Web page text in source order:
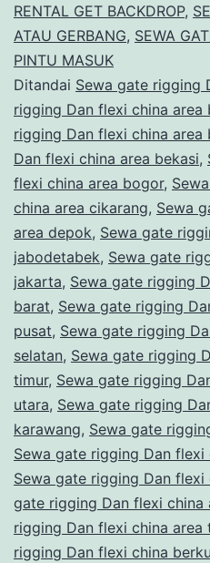
RENTAL GET BACKDROP,
ATAU GERBANG, SEWA
PINTU MASUK
Ditandai Sewa gate rigging
rigging Dan flexi china area
rigging Dan flexi china area
Dan flexi china area bekasi,
flexi china area bogor,
china area cikarang, Sewa
area depok, Sewa gate
jabodetabek, Sewa gate
jakarta, Sewa gate rigging
barat, Sewa gate rigging
pusat, Sewa gate rigging
selatan, Sewa gate rigging
timur, Sewa gate rigging
utara, Sewa gate rigging
karawang, Sewa gate
Sewa gate rigging Dan
Sewa gate rigging Dan flexi
gate rigging Dan flexi china
rigging Dan flexi china area
rigging Dan flexi china